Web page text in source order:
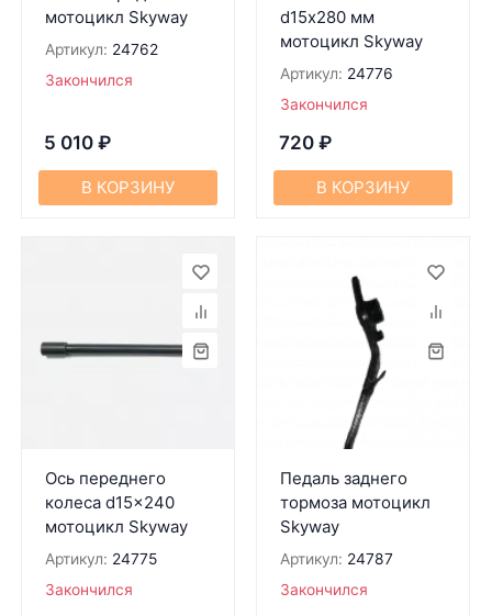
мотоцикл Skyway
Артикул: 24762
Закончился
5 010 ₽
В КОРЗИНУ
d15х280 мм
мотоцикл Skyway
Артикул: 24776
Закончился
720 ₽
В КОРЗИНУ
Ось переднего
колеса d15x240
мотоцикл Skyway
Артикул: 24775
Закончился
Педаль заднего
тормоза мотоцикл
Skyway
Артикул: 24787
Закончился